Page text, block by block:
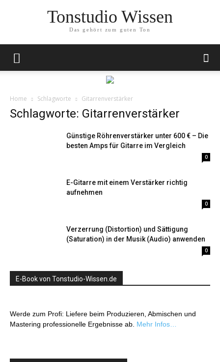
Tonstudio Wissen
Das gehört zum guten Ton
Home Schlagworte Gitarrenverstärker
Schlagworte: Gitarrenverstärker
Günstige Röhrenverstärker unter 600 € – Die
besten Amps für Gitarre im Vergleich
0
E-Gitarre mit einem Verstärker richtig
aufnehmen
0
Verzerrung (Distortion) und Sättigung
(Saturation) in der Musik (Audio) anwenden
0
E-Book von Tonstudio-Wissen.de
Werde zum Profi: Liefere beim Produzieren, Abmischen und
Mastering professionelle Ergebnisse ab. Mehr Infos…